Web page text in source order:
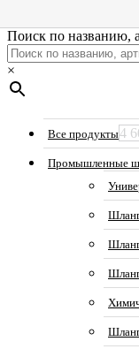
Поиск по названию,
×
Все продукты4
Промышленные